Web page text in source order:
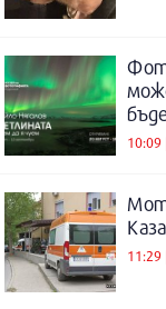
10:09
11:29